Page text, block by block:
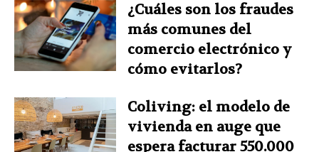
¿Cuáles son los fraudes
más comunes del
comercio electrónico y
cómo evitarlos?
Coliving: el modelo de
vivienda en auge que
espera facturar 550.000